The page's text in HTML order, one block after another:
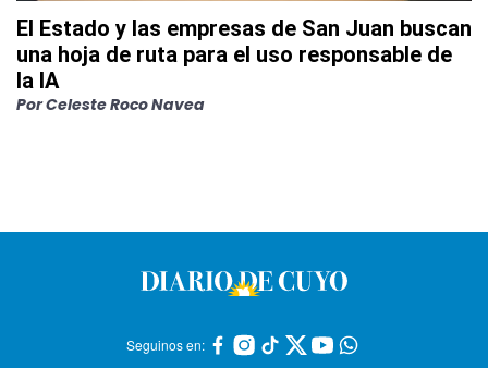
El Estado y las empresas de San Juan buscan
una hoja de ruta para el uso responsable de
la IA
PorCeleste Roco Navea
Seguinos en: